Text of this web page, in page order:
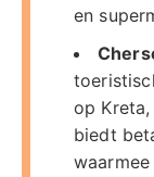
en
op
biedt